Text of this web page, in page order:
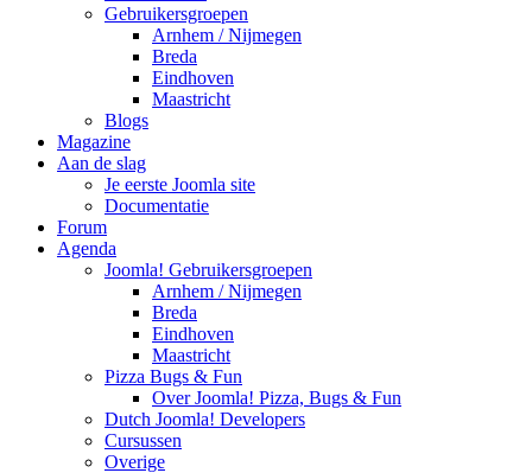
Gebruikersgroepen
Arnhem / Nijmegen
Breda
Eindhoven
Maastricht
Blogs
Magazine
Aan de slag
Je eerste Joomla site
Documentatie
Forum
Agenda
Joomla! Gebruikersgroepen
Arnhem / Nijmegen
Breda
Eindhoven
Maastricht
Pizza Bugs & Fun
Over Joomla! Pizza, Bugs & Fun
Dutch Joomla! Developers
Cursussen
Overige